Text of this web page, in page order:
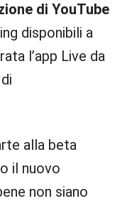
di YouTube
disponibili a
l’app Live da
alla beta
il nuovo
non siano